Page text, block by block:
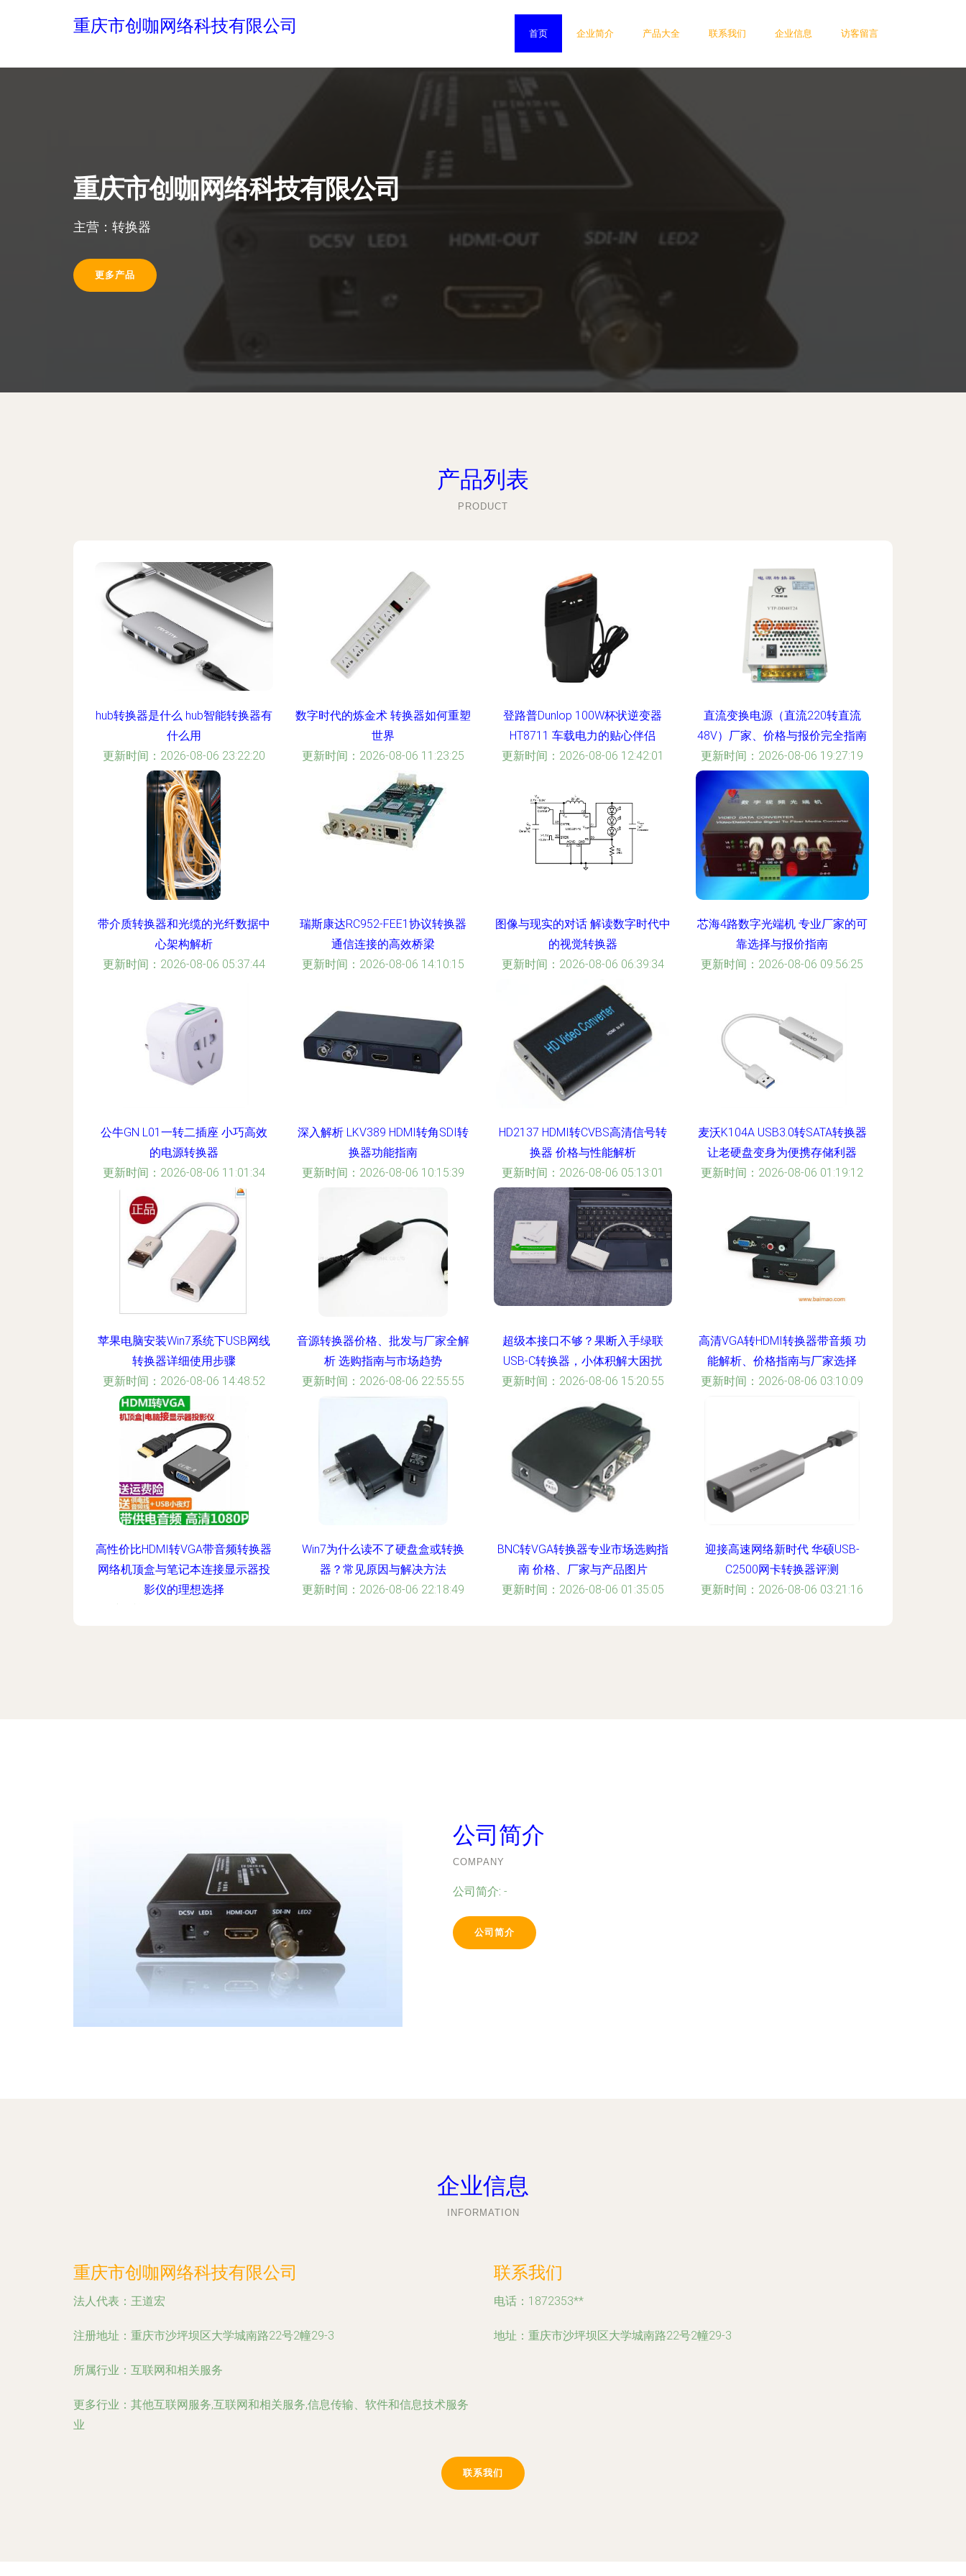
重庆市创咖网络科技有限公司 首页 企业简介 产品大全 联系我们 企业信息 访客留言
重庆市创咖网络科技有限公司
主营：转换器
更多产品
产品列表
PRODUCT
hub转换器是什么 hub智能转换器有
什么用
更新时间：2026-08-06 23:22:20
数字时代的炼金术 转换器如何重塑
世界
更新时间：2026-08-06 11:23:25
登路普Dunlop 100W杯状逆变器
HT8711 车载电力的贴心伴侣
更新时间：2026-08-06 12:42:01
直流变换电源（直流220转直流
48V）厂家、价格与报价完全指南
更新时间：2026-08-06 19:27:19
带介质转换器和光缆的光纤数据中
心架构解析
更新时间：2026-08-06 05:37:44
瑞斯康达RC952-FEE1协议转换器
通信连接的高效桥梁
更新时间：2026-08-06 14:10:15
图像与现实的对话 解读数字时代中
的视觉转换器
更新时间：2026-08-06 06:39:34
芯海4路数字光端机 专业厂家的可
靠选择与报价指南
更新时间：2026-08-06 09:56:25
公牛GN L01一转二插座 小巧高效
的电源转换器
更新时间：2026-08-06 11:01:34
深入解析 LKV389 HDMI转角SDI转
换器功能指南
更新时间：2026-08-06 10:15:39
HD2137 HDMI转CVBS高清信号转
换器 价格与性能解析
更新时间：2026-08-06 05:13:01
麦沃K104A USB3.0转SATA转换器
让老硬盘变身为便携存储利器
更新时间：2026-08-06 01:19:12
苹果电脑安装Win7系统下USB网线
转换器详细使用步骤
更新时间：2026-08-06 14:48:52
音源转换器价格、批发与厂家全解
析 选购指南与市场趋势
更新时间：2026-08-06 22:55:55
超级本接口不够？果断入手绿联
USB-C转换器，小体积解大困扰
更新时间：2026-08-06 15:20:55
高清VGA转HDMI转换器带音频 功
能解析、价格指南与厂家选择
更新时间：2026-08-06 03:10:09
高性价比HDMI转VGA带音频转换器
网络机顶盒与笔记本连接显示器投
影仪的理想选择
Win7为什么读不了硬盘盒或转换
器？常见原因与解决方法
更新时间：2026-08-06 22:18:49
BNC转VGA转换器专业市场选购指
南 价格、厂家与产品图片
更新时间：2026-08-06 01:35:05
迎接高速网络新时代 华硕USB-
C2500网卡转换器评测
更新时间：2026-08-06 03:21:16
公司简介
COMPANY
公司简介: -
公司简介
企业信息
INFORMATION
重庆市创咖网络科技有限公司
法人代表： 王道宏
注册地址： 重庆市沙坪坝区大学城南路22号2幢29-3
所属行业： 互联网和相关服务
更多行业： 其他互联网服务,互联网和相关服务,信息传输、软件和信息技术服务
业
联系我们
电话：1872353**
地址：重庆市沙坪坝区大学城南路22号2幢29-3
联系我们